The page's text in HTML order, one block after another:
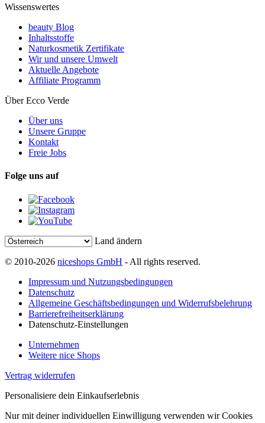
Wissenswertes
beauty Blog
Inhaltsstoffe
Naturkosmetik Zertifikate
Wir und unsere Umwelt
Aktuelle Angebote
Affiliate Programm
Über Ecco Verde
Über uns
Unsere Gruppe
Kontakt
Freie Jobs
Folge uns auf
Land ändern
© 2010-2026 niceshops GmbH - All rights reserved.
Impressum und Nutzungsbedingungen
Datenschutz
Allgemeine Geschäftsbedingungen und Widerrufsbelehrung
Barrierefreiheitserklärung
Datenschutz-Einstellungen
Unternehmen
Weitere nice Shops
Vertrag widerrufen
Personalisiere dein Einkaufserlebnis
Nur mit deiner individuellen Einwilligung verwenden wir Cookies